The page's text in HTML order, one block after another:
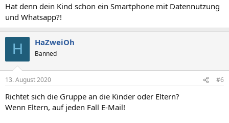
:
Hat denn dein Kind schon ein Smartphone mit Datennutzung
und Whatsapp?!
H HaZweiOh
Banned
13. August 2020 #6
Richtet sich die Gruppe an die Kinder oder Eltern?
Wenn Eltern, auf jeden Fall E-Mail!